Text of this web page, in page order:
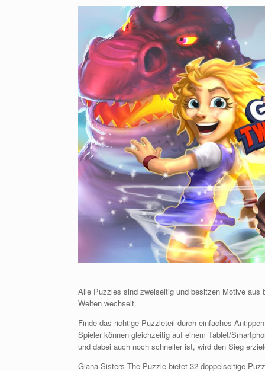
Alle Puzzles sind zweiseitig und besitzen Motive aus
Welten wechselt.
Finde das richtige Puzzleteil durch einfaches
Spieler können gleichzeitig auf einem Tablet/
und dabei auch noch schneller ist, wird den Sieg
Giana Sisters The Puzzle bietet 32 doppelseitige